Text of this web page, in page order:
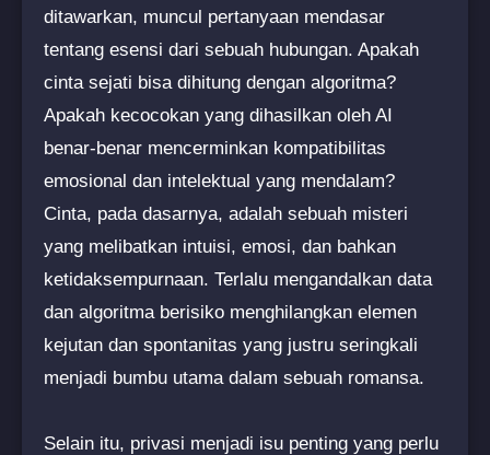
ditawarkan, muncul pertanyaan mendasar
tentang esensi dari sebuah hubungan. Apakah
cinta sejati bisa dihitung dengan algoritma?
Apakah kecocokan yang dihasilkan oleh AI
benar-benar mencerminkan kompatibilitas
emosional dan intelektual yang mendalam?
Cinta, pada dasarnya, adalah sebuah misteri
yang melibatkan intuisi, emosi, dan bahkan
ketidaksempurnaan. Terlalu mengandalkan data
dan algoritma berisiko menghilangkan elemen
kejutan dan spontanitas yang justru seringkali
menjadi bumbu utama dalam sebuah romansa.
Selain itu, privasi menjadi isu penting yang perlu